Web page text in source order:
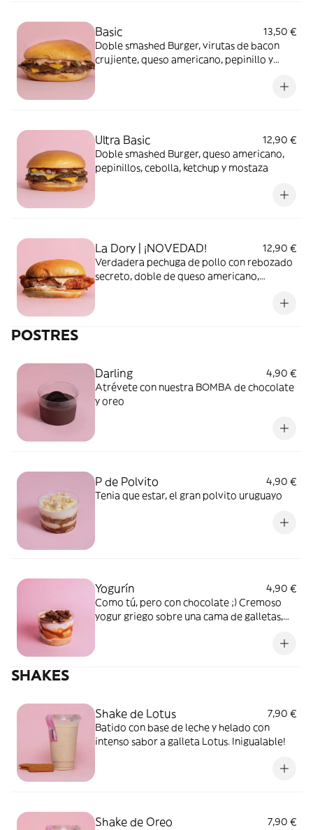
Basic
13,50 €
Doble smashed Burger, virutas de bacon
crujiente, queso americano, pepinillo y
Ultra Basic
12,90 €
Doble smashed Burger, queso americano,
pepinillos, cebolla, ketchup y mostaza
La Dory | ¡NOVEDAD!
12,90 €
Verdadera pechuga de pollo con rebozado
secreto, doble de queso americano,
POSTRES
Darling
4,90 €
Atrévete con nuestra BOMBA de chocolate
y oreo
P de Polvito
4,90 €
Tenia que estar, el gran polvito uruguayo
Yogurín
4,90 €
Como tú, pero con chocolate ;) Cremoso
yogur griego sobre una cama de galletas,
SHAKES
Shake de Lotus
7,90 €
Batido con base de leche y helado con
intenso sabor a galleta Lotus. Inigualable!
Shake de Oreo
7,90 €